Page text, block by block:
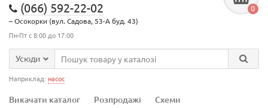
(066) 592-22-02
– Осокорки (вул. Садова, 53-А буд. 43)
Пн-Пт с 8:00 до 17:00
0
Усюди
Наприклад: насос
Викачати каталог Розпродажі
Схеми